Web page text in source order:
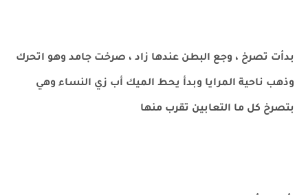
بدأت تصرخ ، وجع البطن عندها زاد ، صرخت جامد وهو اتحرك
وذهب ناحية المرايا وبدأ يحط الميك أب زي النساء وهي
بتصرخ كل ما التعابين تقرب منها